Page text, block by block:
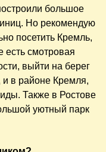
большое
Но рекомендую
посетить Кремль,
есть смотровая
выйти на берег
в районе Кремля,
Также в Ростове
уютный парк